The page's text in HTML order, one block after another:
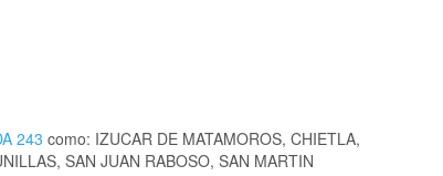
243 como: IZUCAR DE MATAMOROS, CHIETLA,
SAN JUAN RABOSO, SAN MARTIN